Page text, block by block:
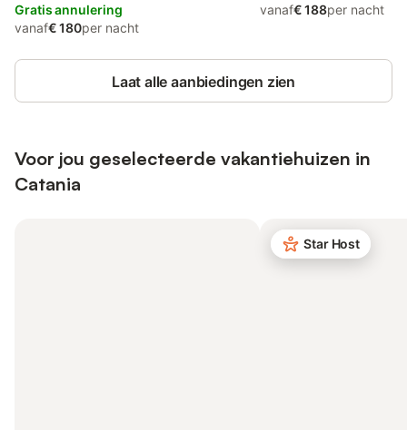
Gratis annulering
vanaf€ 180per nacht
vanaf€ 188per nacht
Laat alle aanbiedingen zien
Voor jou geselecteerde vakantiehuizen in
Catania
Star Host